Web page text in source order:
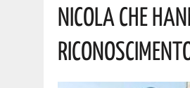
6 AGOSTO 2026 TRUFFA SPID, LA FALSA
Nicola Che